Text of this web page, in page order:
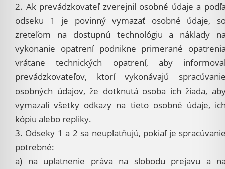
2. Ak prevádzkovateľ zverejnil osobné údaje a
odseku 1 je povinný vymazať osobné údaje,
zreteľom na dostupnú technológiu a náklady
vykonanie opatrení podnikne primerané
vrátane technických opatrení, aby
prevádzkovateľov, ktorí vykonávajú
osobných údajov, že dotknutá osoba ich žiada,
vymazali všetky odkazy na tieto osobné údaje,
kópiu alebo repliky.
3. Odseky 1 a 2 sa neuplatňujú, pokiaľ je
potrebné:
a) na uplatnenie práva na slobodu prejavu a